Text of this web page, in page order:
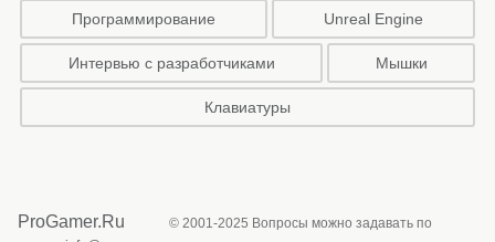
Программирование Unreal Engine
Интервью с разработчиками Мышки
Клавиатуры
ProGamer.Ru
© 2001-2025 Вопросы можно задавать по